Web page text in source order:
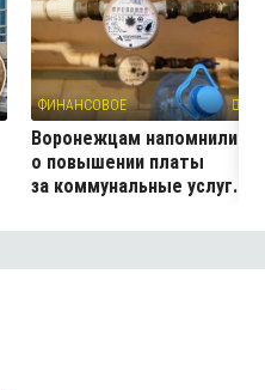
ФИНАНСОВОЕ
Воронежцам напомнили
о повышении платы
за коммунальные услуг...